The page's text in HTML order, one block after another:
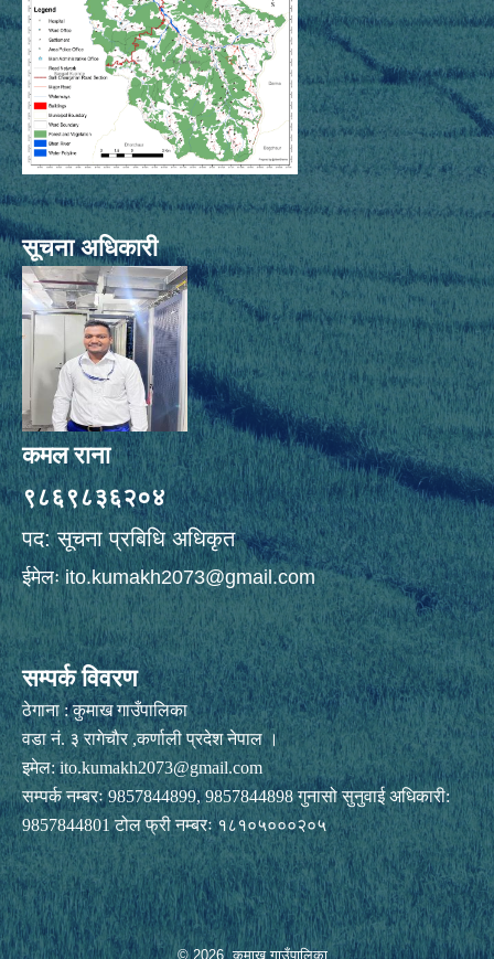
सूचना अधिकारी
कमल राना
९८६९८३६२०४
पद: सूचना प्रबिधि अधिकृत
ईमेलःito.kumakh2073@gmail.com
सम्पर्क विवरण
ठेगाना : कुमाख गाउँपालिका
वडा नं. ३ रागेचाैर ,कर्णाली प्रदेश नेपाल ।
इमेल:ito.kumakh2073@gmail.com
सम्पर्क नम्बरः 9857844899, 9857844898 गुनासो सुनुवाई अधिकारी:
9857844801 टोल फ्री नम्बरः १८१०५०००२०५
© 2026 कुमाख गाउँपालिका